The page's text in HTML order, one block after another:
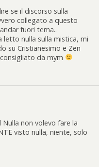
se il discorso sulla
collegato a questo
fuori tema..
nulla sulla mistica, mi
su Cristianesimo e Zen
da mym
Nulla non volevo fare la
visto nulla, niente, solo